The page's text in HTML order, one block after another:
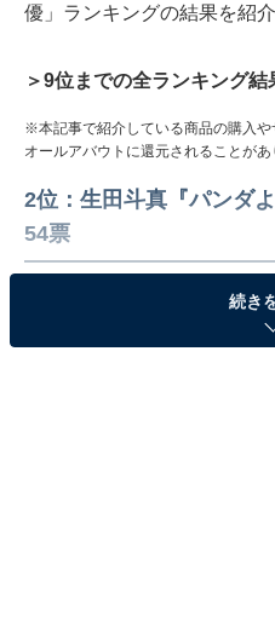
優」ランキングの結果を紹介
＞9位までの全ランキング結
※本記事で紹介している商品の購入
オールアバウトに還元されることがあ
2位：生田斗真『パンダ
54票
続き